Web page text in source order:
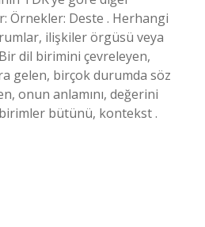
Örnekler: Deste . Herhangi
ilişkiler örgüsü veya
dil birimini çevreleyen,
gelen, birçok durumda söz
onun anlamını, değerini
bütünü, kontekst .